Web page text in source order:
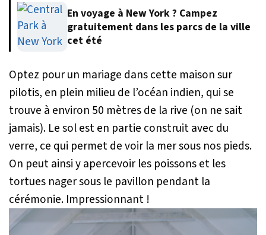
En voyage à New York ? Campez
gratuitement dans les parcs de la ville
cet été
Optez pour un mariage dans cette maison sur
pilotis, en plein milieu de l’océan indien, qui se
trouve à environ 50 mètres de la rive (on ne sait
jamais). Le sol est en partie construit avec du
verre, ce qui permet de voir la mer sous nos pieds.
On peut ainsi y apercevoir les poissons et les
tortues nager sous le pavillon pendant la
cérémonie. Impressionnant !